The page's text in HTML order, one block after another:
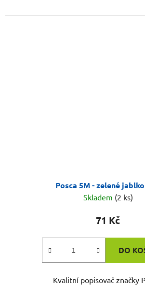
Posca 5M - zelené
Skladem (2 ks)
71 Kč
DO
Kvalitní popisovač značky